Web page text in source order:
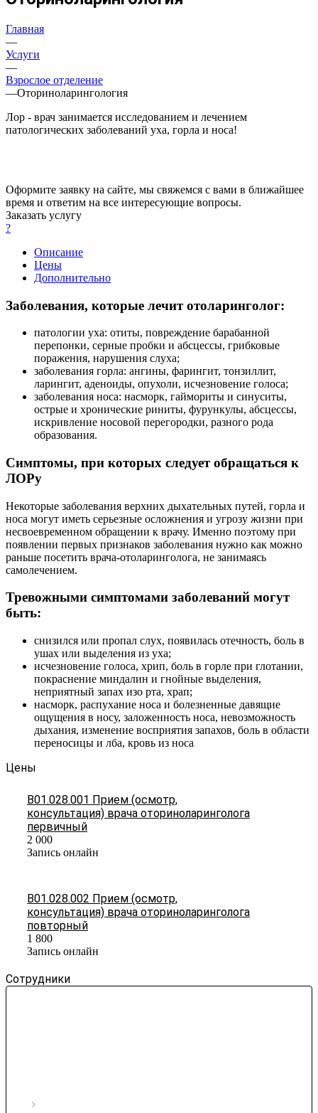
Главная
—
Услуги
—
Взрослое отделение
—Оториноларингология
Лор - врач занимается исследованием и лечением
патологических заболеваний уха, горла и носа!
Оформите заявку на сайте, мы свяжемся с вами в ближайшее
время и ответим на все интересующие вопросы.
Заказать услугу
?
Описание
Цены
Дополнительно
Заболевания, которые лечит отоларинголог:
патологии уха: отиты, повреждение барабанной
перепонки, серные пробки и абсцессы, грибковые
поражения, нарушения слуха;
заболевания горла: ангины, фарингит, тонзиллит,
ларингит, аденоиды, опухоли, исчезновение голоса;
заболевания носа: насморк, гаймориты и синуситы,
острые и хронические риниты, фурункулы, абсцессы,
искривление носовой перегородки, разного рода
образования.
Симптомы, при которых следует обращаться к
ЛОРу
Некоторые заболевания верхних дыхательных путей, горла и
носа могут иметь серьезные осложнения и угрозу жизни при
несвоевременном обращении к врачу. Именно поэтому при
появлении первых признаков заболевания нужно как можно
раньше посетить врача-отоларинголога, не занимаясь
самолечением.
Тревожными симптомами заболеваний могут
быть:
снизился или пропал слух, появилась отечность, боль в
ушах или выделения из уха;
исчезновение голоса, хрип, боль в горле при глотании,
покраснение миндалин и гнойные выделения,
неприятный запах изо рта, храп;
насморк, распухание носа и болезненные давящие
ощущения в носу, заложенность носа, невозможность
дыхания, изменение восприятия запахов, боль в области
переносицы и лба, кровь из носа
Цены
В01.028.001 Прием (осмотр,
консультация) врача оториноларинголога
первичный
2 000
Запись онлайн
В01.028.002 Прием (осмотр,
консультация) врача оториноларинголога
повторный
1 800
Запись онлайн
Сотрудники